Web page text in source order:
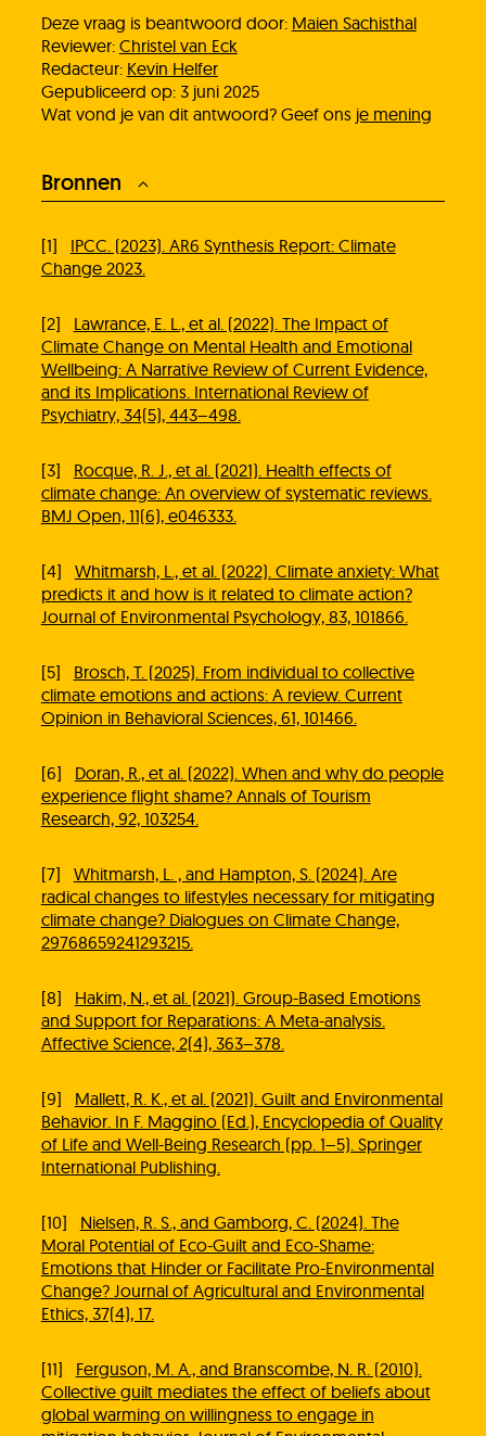
Deze vraag is beantwoord door: Maien Sachisthal
Reviewer: Christel van Eck
Redacteur: Kevin Helfer
Gepubliceerd op: 3 juni 2025
Wat vond je van dit antwoord? Geef ons je mening
Bronnen
[1] IPCC. (2023). AR6 Synthesis Report: Climate
Change 2023.
[2] Lawrance, E. L., et al. (2022). The Impact of
Climate Change on Mental Health and Emotional
Wellbeing: A Narrative Review of Current Evidence,
and its Implications. International Review of
Psychiatry, 34(5), 443–498.
[3] Rocque, R. J., et al. (2021). Health effects of
climate change: An overview of systematic reviews.
BMJ Open, 11(6), e046333.
[4] Whitmarsh, L., et al. (2022). Climate anxiety: What
predicts it and how is it related to climate action?
Journal of Environmental Psychology, 83, 101866.
[5] Brosch, T. (2025). From individual to collective
climate emotions and actions: A review. Current
Opinion in Behavioral Sciences, 61, 101466.
[6] Doran, R., et al. (2022). When and why do people
experience flight shame? Annals of Tourism
Research, 92, 103254.
[7] Whitmarsh, L. , and Hampton, S. (2024). Are
radical changes to lifestyles necessary for mitigating
climate change? Dialogues on Climate Change,
29768659241293215.
[8] Hakim, N., et al. (2021). Group-Based Emotions
and Support for Reparations: A Meta-analysis.
Affective Science, 2(4), 363–378.
[9] Mallett, R. K., et al. (2021). Guilt and Environmental
Behavior. In F. Maggino (Ed.), Encyclopedia of Quality
of Life and Well-Being Research (pp. 1–5). Springer
International Publishing.
[10] Nielsen, R. S., and Gamborg, C. (2024). The
Moral Potential of Eco-Guilt and Eco-Shame:
Emotions that Hinder or Facilitate Pro-Environmental
Change? Journal of Agricultural and Environmental
Ethics, 37(4), 17.
[11] Ferguson, M. A., and Branscombe, N. R. (2010).
Collective guilt mediates the effect of beliefs about
global warming on willingness to engage in